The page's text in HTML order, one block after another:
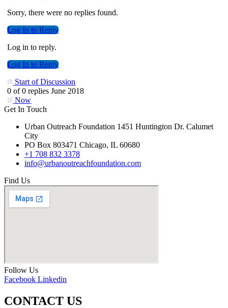
Sorry, there were no replies found.
Log In to Reply
Log in to reply.
Log In to Reply
Start of Discussion
0 of0 repliesJune 2018
Now
Get In Touch
Urban Outreach Foundation 1451 Huntington Dr. Calumet
City
PO Box 803471 Chicago, IL 60680
+1 708 832 3378
info@urbanoutreachfoundation.com
Find Us
Follow Us
Facebook Linkedin
CONTACT US